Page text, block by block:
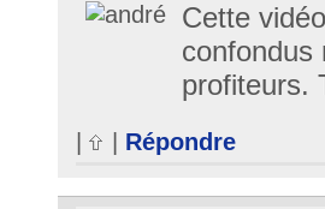
Cette
confondus
profiteurs.
Répondre